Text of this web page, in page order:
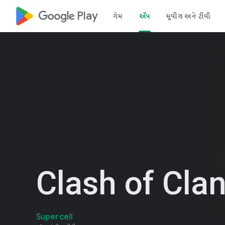
google_logo Play ગેમ ઍપ મૂવીઝ અને ટીવી
Clash of
Supercell